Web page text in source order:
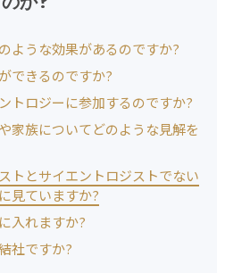
ような効果があるのですか?
できるのですか?
トロジーに参加するのですか?
家族についてどのような見解を
トとサイエントロジストでない
見ていますか?
入れますか?
社ですか?